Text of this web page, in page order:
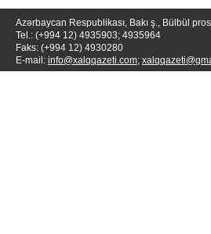
Azərbaycan Respublikası, Bakı ş., Bülbül
Tel.: (+994 12) 4935903; 4935964
Faks: (+994 12) 4930280
E-mail: info@xalqqazeti.com;